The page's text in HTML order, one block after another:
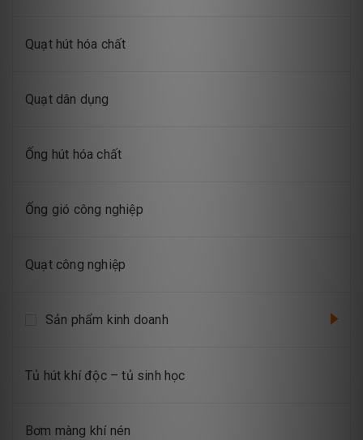
Quạt hút hóa chất
Quạt dân dụng
Ống hút hóa chất
Ống gió công nghiệp
Quạt công nghiệp
Sản phẩm kinh doanh
Tủ hút khí độc – tủ sinh học
Bơm màng khí nén